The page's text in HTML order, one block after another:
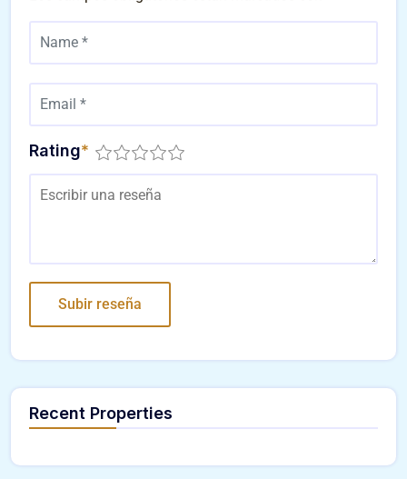
Rating*
Recent Properties